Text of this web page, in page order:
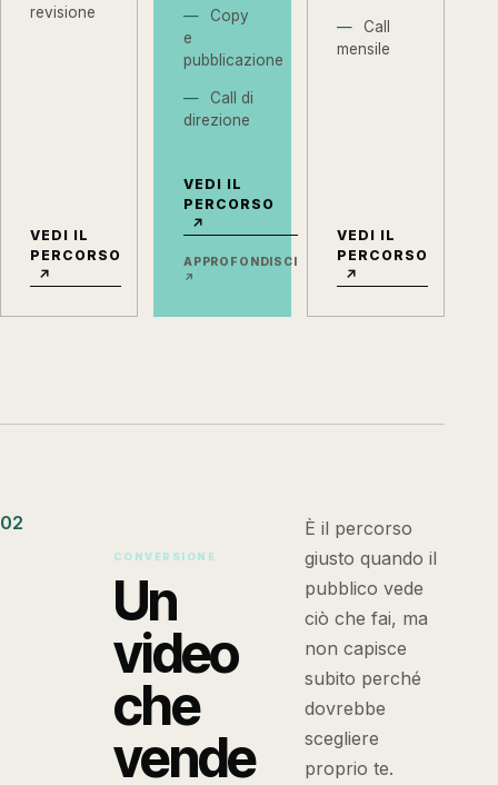
revisione
VEDI IL
PERCORSO
↗
Copy
e
pubblicazione
Call di
direzione
VEDI IL
PERCORSO
↗
APPROFONDISCI
↗
Call
mensile
VEDI IL
PERCORSO
↗
02
CONVERSIONE
Un
video
che
vende
È il percorso
giusto quando il
pubblico vede
ciò che fai, ma
non capisce
subito perché
dovrebbe
scegliere
proprio te.